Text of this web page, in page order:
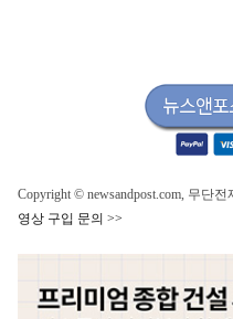
Copyright © newsandpost.com, 무단
영상 구입 문의 >>